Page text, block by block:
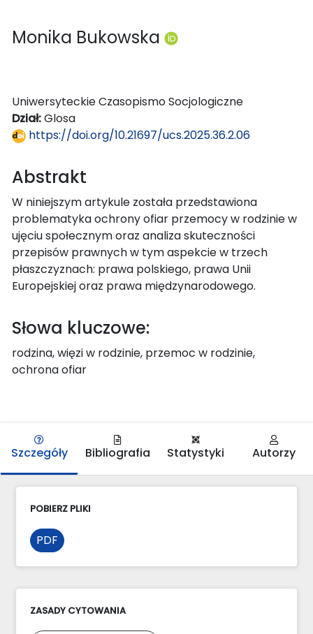
Monika Bukowska
Uniwersyteckie Czasopismo Socjologiczne
Dział:Glosa
https://doi.org/10.21697/ucs.2025.36.2.06
Abstrakt
W niniejszym artykule została przedstawiona
problematyka ochrony ofiar przemocy w rodzinie w
ujęciu społecznym oraz analiza skuteczności
przepisów prawnych w tym aspekcie w trzech
płaszczyznach: prawa polskiego, prawa Unii
Europejskiej oraz prawa międzynarodowego.
Słowa kluczowe:
rodzina, więzi w rodzinie, przemoc w rodzinie,
ochrona ofiar
Szczegóły Bibliografia Statystyki Autorzy
POBIERZ PLIKI
PDF
ZASADY CYTOWANIA